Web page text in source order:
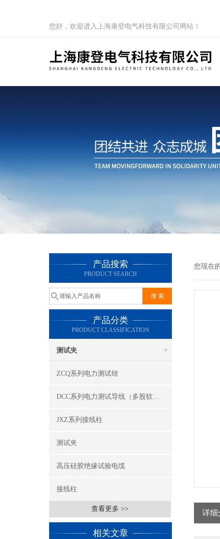
您好，欢迎进入上海康登电气科技有限公司网站！
产品搜索
PRODUCT SEARCH
产品分类
PRODUCT CLASSIFICATION
测试夹
ZCQ系列电力测试钳
DCC系列电力测试导线（多股软线）
JXZ系列接线柱
测试夹
高压硅胶绝缘试验电缆
接线柱
查看更多 >>
相关文章
您现在
详细